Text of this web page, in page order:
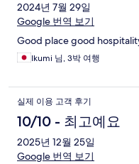
2024년 7월 29일
Google 번역 보기
Good place good
Ikumi 님, 3박 여행
실제 이용 고객 후기
10/10 - 최고예요
2025년 12월 25일
Google 번역 보기